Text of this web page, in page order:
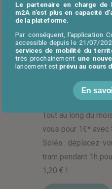
LesLes
Publié le29 juin 2020
Déplacez-vous
pour 1€
Tout au long du
vous pour 1€* avec
Soléa : déplacez-
tram pendant 1h
1,20 € !…
En
Le partenaire en charge de
m2A n’est plus en capacité
de la plateforme.
Par conséquent, l’application
accessible depuis le 21/07/
services de mobilité du
très prochainement une
lancement estprévu au cours